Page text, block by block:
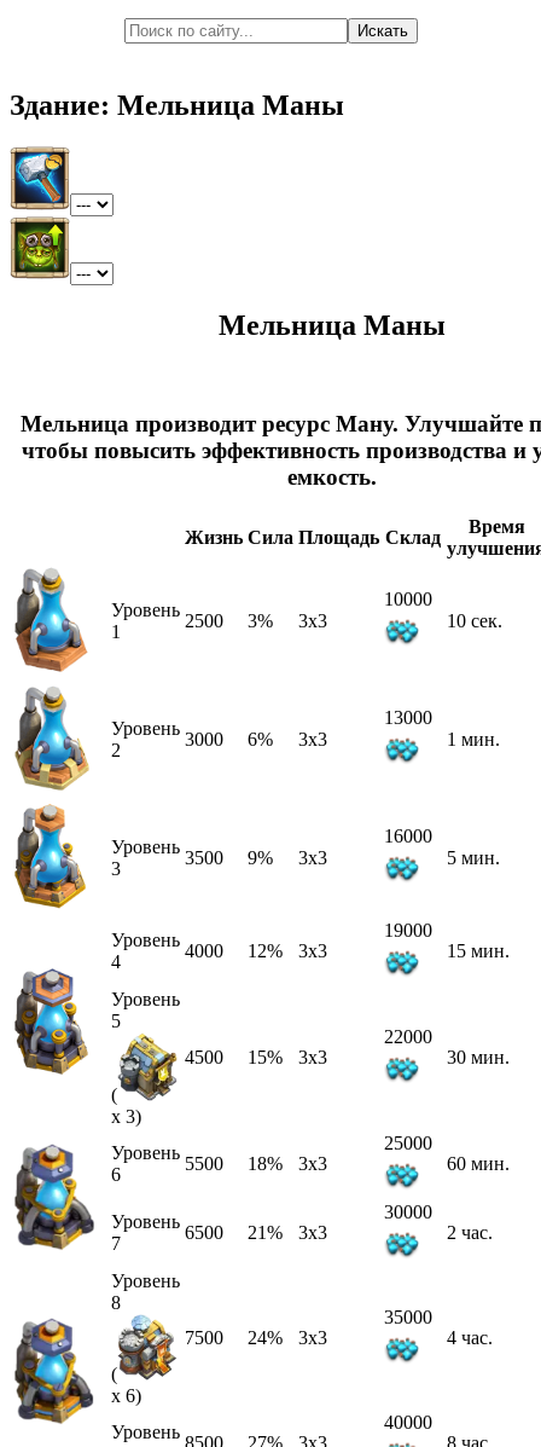
Здание: Мельница Маны
Мельница Маны
Мельница производит ресурс Ману. Улучшайте
чтобы повысить эффективность производства и
емкость.
Жизнь Сила Площадь Склад
Время
Уровень
1
2500 3% 3x3
10000
10 сек.
Уровень
2
3000 6% 3x3
13000
1 мин.
Уровень
3
3500 9% 3x3
16000
5 мин.
Уровень
4
4000 12% 3x3
19000
15 мин.
Уровень
5
(
x 3)
4500 15% 3x3
22000
30 мин.
Уровень
6
5500 18% 3x3
25000
60 мин.
Уровень
7
6500 21% 3x3
30000
2 час.
Уровень
8
(
x 6)
7500 24% 3x3
35000
4 час.
Уровень
40000